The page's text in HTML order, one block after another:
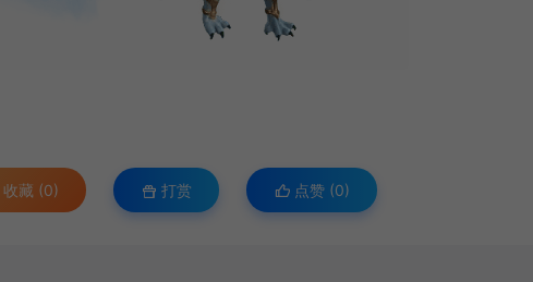
收藏 (0) 打赏 点赞 (0)